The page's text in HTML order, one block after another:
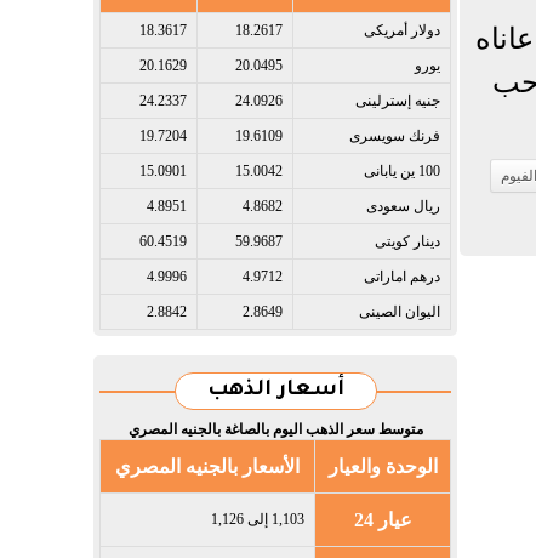
حب
دولار أمريكى​ 18.2617
18.3617
يورو​ 20.0495
20.1629
جنيه إسترلينى​ 24.0926
24.2337
فرنك سويسرى​ 19.6109
19.7204
100 ين يابانى​ 15.0042
15.0901
ريال سعودى​ 4.8682
4.8951
دينار كويتى​ 59.9687
60.4519
درهم اماراتى​ 4.9712
4.9996
اليوان الصينى​ 2.8649
2.8842
أسعار الذهب
متوسط سعر الذهب اليوم بالصاغة بالجنيه المصري
الوحدة والعيار الأسعار بالجنيه المصري
عيار 24 1,103 إلى 1,126